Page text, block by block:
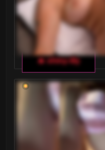
🔥 shiny-lily